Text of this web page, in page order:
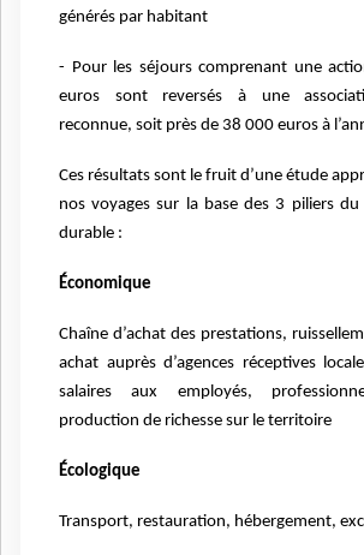
générés par habitant
- Pour les séjours comprenant une
euros sont reversés à une
reconnue, soit près de 38 000 euros à
Ces résultats sont le fruit d’une étude
nos voyages sur la base des 3 piliers
durable :
Économique
Chaîne d’achat des prestations,
achat auprès d’agences réceptives
salaires aux employés,
production de richesse sur le territoire
Écologique
Transport, restauration, hébergement,